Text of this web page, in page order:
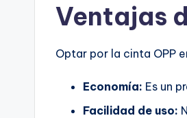
Ventajas
Optar por la cinta OPP
Economía: Es un
Facilidad de uso: